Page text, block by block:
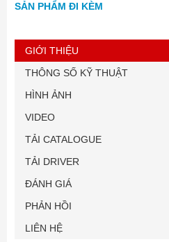
SẢN PHẨM ĐI KÈM
GIỚI THIỆU
THÔNG SỐ KỸ THUẬT
HÌNH ẢNH
VIDEO
TẢI CATALOGUE
TẢI DRIVER
ĐÁNH GIÁ
PHẢN HỒI
LIÊN HỆ